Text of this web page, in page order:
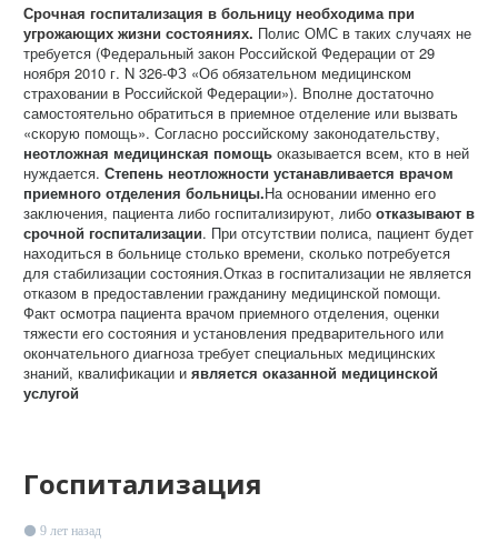
Срочная госпитализация в больницу необходима при
угрожающих жизни состояниях. Полис ОМС в таких случаях не
требуется (Федеральный закон Российской Федерации от 29
ноября 2010 г. N 326-ФЗ «Об обязательном медицинском
страховании в Российской Федерации»). Вполне достаточно
самостоятельно обратиться в приемное отделение или вызвать
«скорую помощь». Согласно российскому законодательству,
неотложная медицинская помощь оказывается всем, кто в ней
нуждается. Степень неотложности устанавливается врачом
приемного отделения больницы.На основании именно его
заключения, пациента либо госпитализируют, либо отказывают в
срочной госпитализации. При отсутствии полиса, пациент будет
находиться в больнице столько времени, сколько потребуется
для стабилизации состояния.Отказ в госпитализации не является
отказом в предоставлении гражданину медицинской помощи.
Факт осмотра пациента врачом приемного отделения, оценки
тяжести его состояния и установления предварительного или
окончательного диагноза требует специальных медицинских
знаний, квалификации и является оказанной медицинской
услугой
Госпитализация
9 лет назад